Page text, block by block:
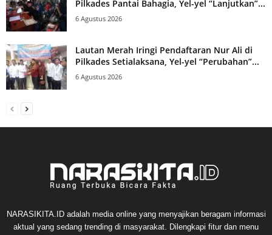
Pilkades Pantai Bahagia, Yel-yel “Lanjutkan”...
6 Agustus 2026
Lautan Merah Iringi Pendaftaran Nur Ali di
Pilkades Setialaksana, Yel-yel “Perubahan”...
6 Agustus 2026
NARASIKITA.ID adalah media online yang menyajikan beragam informasi
aktual yang sedang trending di masyarakat. Dilengkapi fitur dan menu